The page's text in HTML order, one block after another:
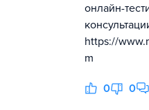
онлайн-
https://
m
0 0